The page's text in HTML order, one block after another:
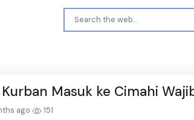
Masuk ke Cimahi
ago 151